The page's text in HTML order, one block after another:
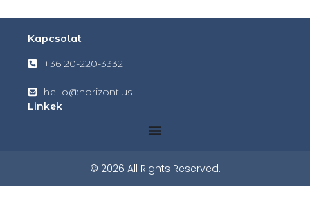
Kapcsolat
+36 20-220-3332
hello@horizont.us
Linkek
© 2026 All Rights Reserved.